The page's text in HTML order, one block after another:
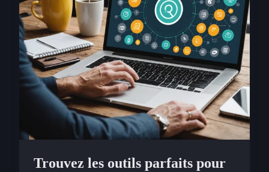
Trouvez les outils parfaits pour